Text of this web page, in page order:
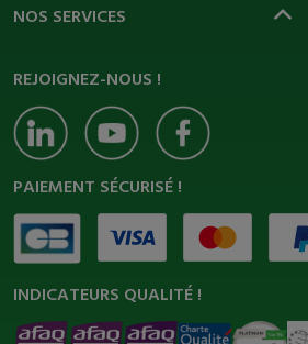
NOS SERVICES
REJOIGNEZ-NOUS !
PAIEMENT SÉCURISÉ !
INDICATEURS QUALITÉ !